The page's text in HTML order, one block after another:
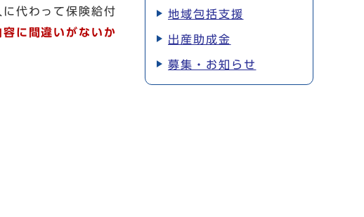
代わって保険給付
容に間違いがないか
地域包括支援
出産助成金
募集・お知らせ